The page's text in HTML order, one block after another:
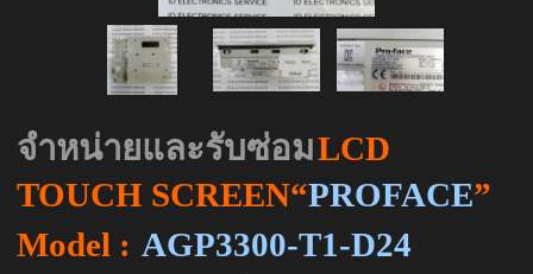
จำหน่ายและรับซ่อมLCD
TOUCH SCREEN“PROFACE”
Model : AGP3300-T1-D24